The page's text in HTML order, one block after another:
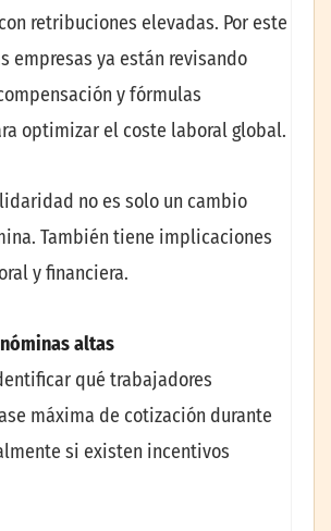
retribuciones elevadas. Por este
empresas ya están revisando
y fórmulas
optimizar el coste laboral global.
no es solo un cambio
También tiene implicaciones
y financiera.
altas
qué trabajadores
máxima de cotización durante
si existen incentivos